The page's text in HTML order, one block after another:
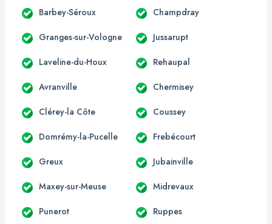
Barbey-Séroux Champdray
Granges-sur-Vologne Jussarupt
Laveline-du-Houx Rehaupal
Avranville Chermisey
Clérey-la Côte Coussey
Domrémy-la-Pucelle Frebécourt
Greux Jubainville
Maxey-sur-Meuse Midrevaux
Punerot Ruppes